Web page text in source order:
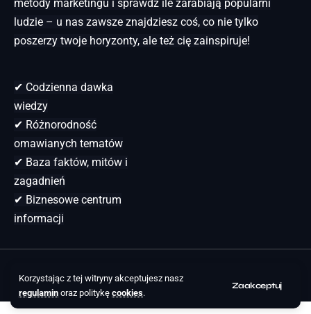
Korzystając z tej witryny akceptujesz nasz
regulamin oraz politykę cookies.
Zaakceptuj
metody marketingu i sprawdź ile zarabiają popularni
ludzie – u nas zawsze znajdziesz coś, co nie tylko
poszerzy twoje horyzonty, ale też cię zainspiruje!
✔ Codzienna dawka
wiedzy
✔ Różnorodność
omawianych tematów
✔ Baza faktów, mitów i
zagadnień
✔ Biznesowe centrum
informacji
nacoidamojepodatki.pl © 2025 Wszystkie prawa
zastrzeżone.